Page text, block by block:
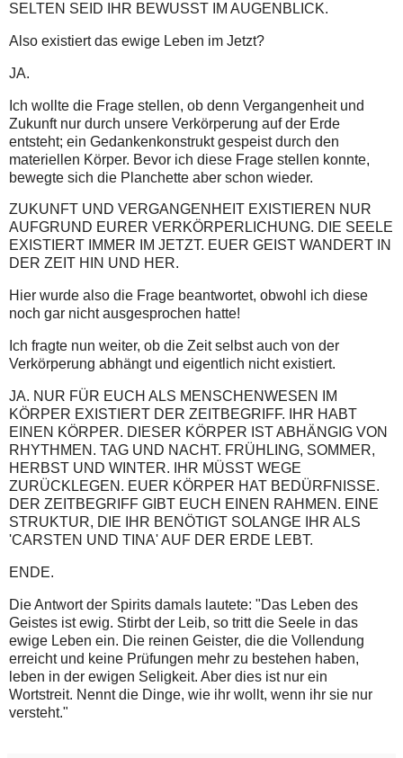
SELTEN SEID IHR BEWUSST IM AUGENBLICK.
Also existiert das ewige Leben im Jetzt?
JA.
Ich wollte die Frage stellen, ob denn Vergangenheit und
Zukunft nur durch unsere Verkörperung auf der Erde
entsteht; ein Gedankenkonstrukt gespeist durch den
materiellen Körper. Bevor ich diese Frage stellen konnte,
bewegte sich die Planchette aber schon wieder.
ZUKUNFT UND VERGANGENHEIT EXISTIEREN NUR
AUFGRUND EURER VERKÖRPERLICHUNG. DIE SEELE
EXISTIERT IMMER IM JETZT. EUER GEIST WANDERT IN
DER ZEIT HIN UND HER.
Hier wurde also die Frage beantwortet, obwohl ich diese
noch gar nicht ausgesprochen hatte!
Ich fragte nun weiter, ob die Zeit selbst auch von der
Verkörperung abhängt und eigentlich nicht existiert.
JA. NUR FÜR EUCH ALS MENSCHENWESEN IM
KÖRPER EXISTIERT DER ZEITBEGRIFF. IHR HABT
EINEN KÖRPER. DIESER KÖRPER IST ABHÄNGIG VON
RHYTHMEN. TAG UND NACHT. FRÜHLING, SOMMER,
HERBST UND WINTER. IHR MÜSST WEGE
ZURÜCKLEGEN. EUER KÖRPER HAT BEDÜRFNISSE.
DER ZEITBEGRIFF GIBT EUCH EINEN RAHMEN. EINE
STRUKTUR, DIE IHR BENÖTIGT SOLANGE IHR ALS
'CARSTEN UND TINA' AUF DER ERDE LEBT.
ENDE.
Die Antwort der Spirits damals lautete: "Das Leben des
Geistes ist ewig. Stirbt der Leib, so tritt die Seele in das
ewige Leben ein. Die reinen Geister, die die Vollendung
erreicht und keine Prüfungen mehr zu bestehen haben,
leben in der ewigen Seligkeit. Aber dies ist nur ein
Wortstreit. Nennt die Dinge, wie ihr wollt, wenn ihr sie nur
versteht."